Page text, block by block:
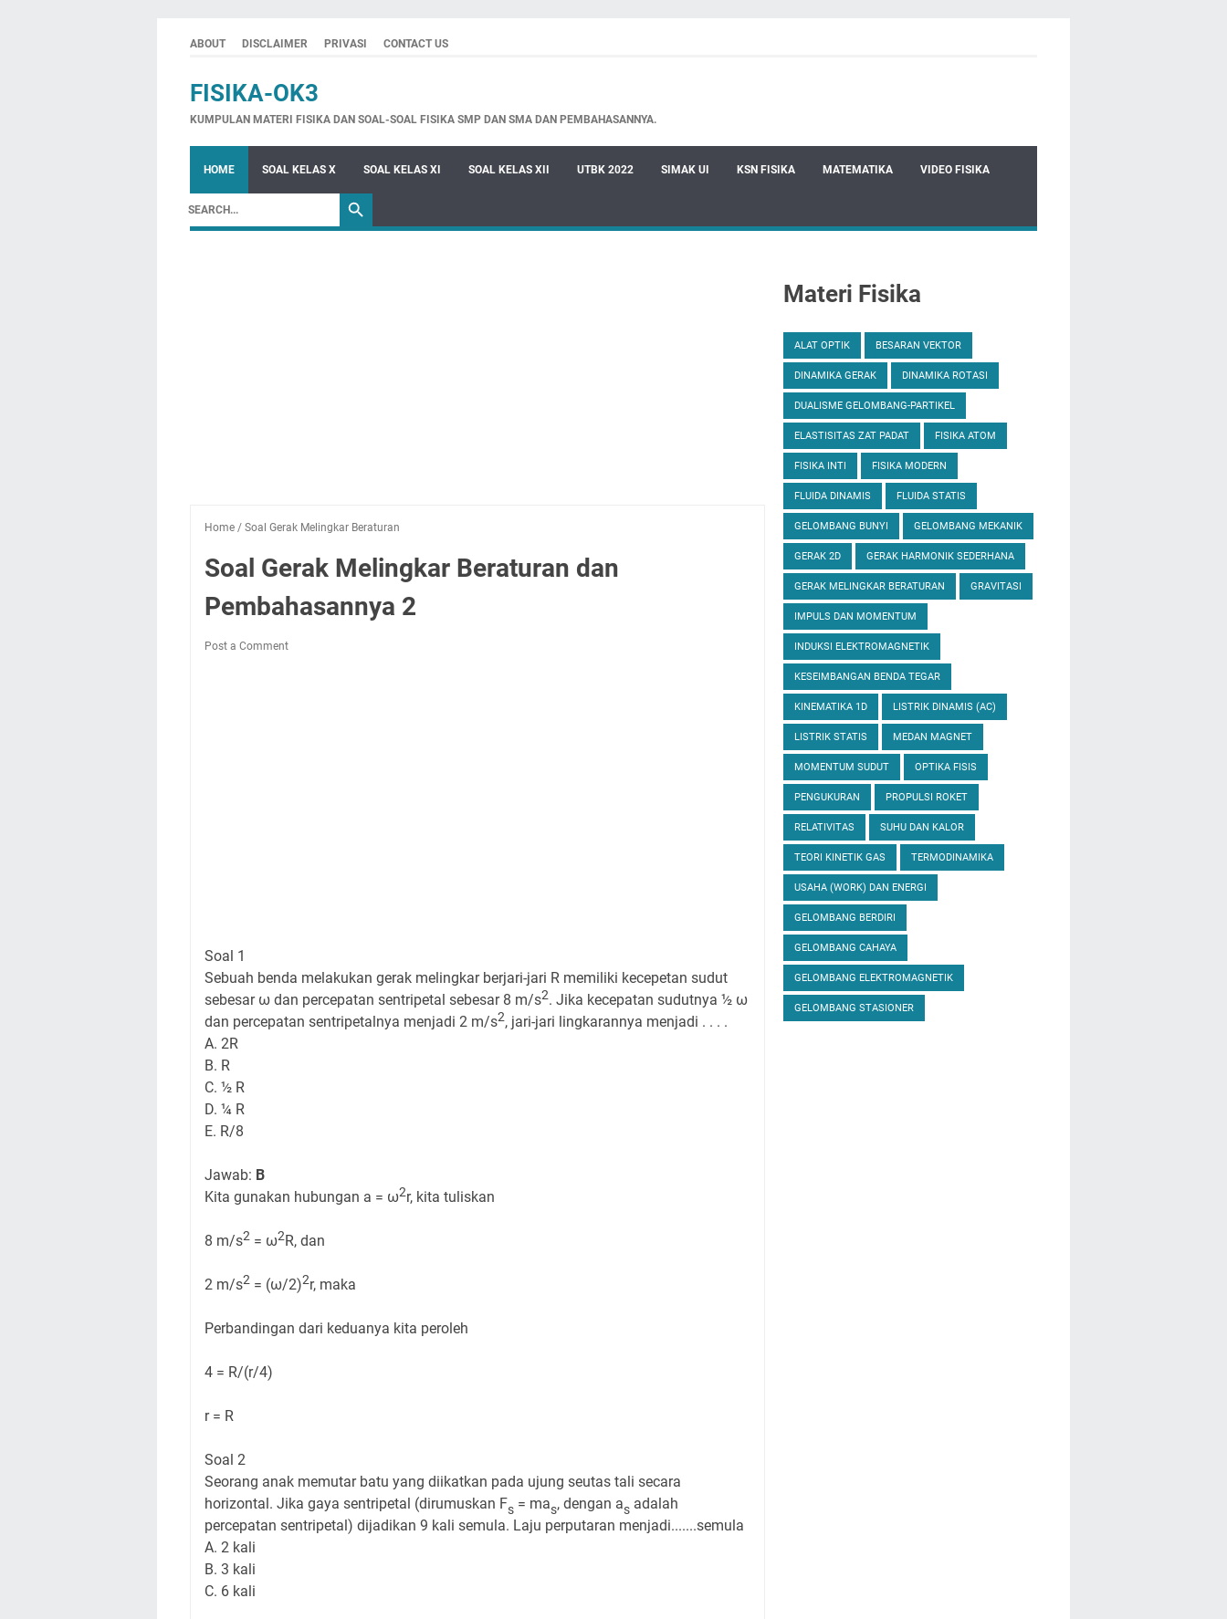
ABOUT DISCLAIMER PRIVASI CONTACT US
FISIKA-OK3
KUMPULAN MATERI FISIKA DAN SOAL-SOAL FISIKA SMP DAN SMA DAN PEMBAHASANNYA.
HOME SOAL KELAS X SOAL KELAS XI SOAL KELAS XII UTBK 2022 SIMAK UI KSN FISIKA MATEMATIKA VIDEO FISIKA
Home / Soal Gerak Melingkar Beraturan
Soal Gerak Melingkar Beraturan dan
Pembahasannya 2
Post a Comment
Soal 1
Sebuah benda melakukan gerak melingkar berjari-jari R memiliki kecepetan sudut
sebesar ω dan percepatan sentripetal sebesar 8 m/s2. Jika kecepatan sudutnya ½ ω
dan percepatan sentripetalnya menjadi 2 m/s2, jari-jari lingkarannya menjadi . . . .
A. 2R
B. R
C. ½ R
D. ¼ R
E. R/8
Jawab: B
Kita gunakan hubungan a = ω2r, kita tuliskan
8 m/s2 = ω2R, dan
2 m/s2 = (ω/2)2r, maka
Perbandingan dari keduanya kita peroleh
4 = R/(r/4)
r = R
Soal 2
Seorang anak memutar batu yang diikatkan pada ujung seutas tali secara
horizontal. Jika gaya sentripetal (dirumuskan Fs = mas, dengan as adalah
percepatan sentripetal) dijadikan 9 kali semula. Laju perputaran menjadi.......semula
A. 2 kali
B. 3 kali
C. 6 kali
Materi Fisika
ALAT OPTIK BESARAN VEKTOR
DINAMIKA GERAK DINAMIKA ROTASI
DUALISME GELOMBANG-PARTIKEL
ELASTISITAS ZAT PADAT FISIKA ATOM
FISIKA INTI FISIKA MODERN
FLUIDA DINAMIS FLUIDA STATIS
GELOMBANG BUNYI GELOMBANG MEKANIK
GERAK 2D GERAK HARMONIK SEDERHANA
GERAK MELINGKAR BERATURAN GRAVITASI
IMPULS DAN MOMENTUM
INDUKSI ELEKTROMAGNETIK
KESEIMBANGAN BENDA TEGAR
KINEMATIKA 1D LISTRIK DINAMIS (AC)
LISTRIK STATIS MEDAN MAGNET
MOMENTUM SUDUT OPTIKA FISIS
PENGUKURAN PROPULSI ROKET
RELATIVITAS SUHU DAN KALOR
TEORI KINETIK GAS TERMODINAMIKA
USAHA (WORK) DAN ENERGI
GELOMBANG BERDIRI
GELOMBANG CAHAYA
GELOMBANG ELEKTROMAGNETIK
GELOMBANG STASIONER